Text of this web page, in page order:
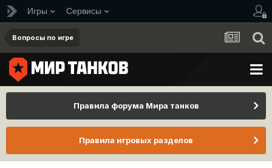
Игры Сервисы
Вопросы по игре
Правила форума Мира танков
Правила игровых разделов